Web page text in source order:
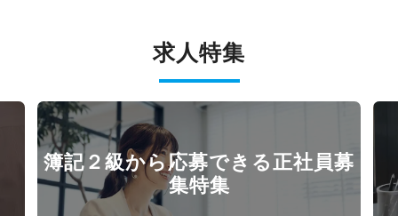
求人特集
簿記２級から応募できる正社員募
集特集